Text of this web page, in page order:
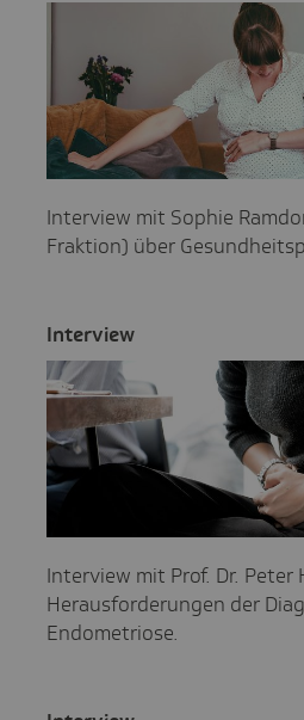
Interview mit Sophie
Fraktion) über
Inter­view
Interview mit Prof. Dr. Peter
Herausforderungen der
Endometriose.